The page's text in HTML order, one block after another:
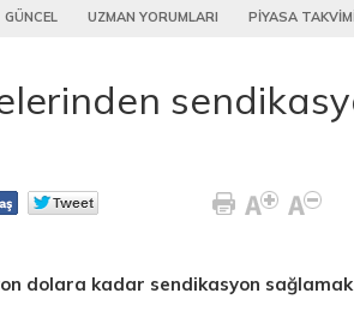
GÜNCEL UZMAN YORUMLARI PİYASA
dolara kadar sendikasyon